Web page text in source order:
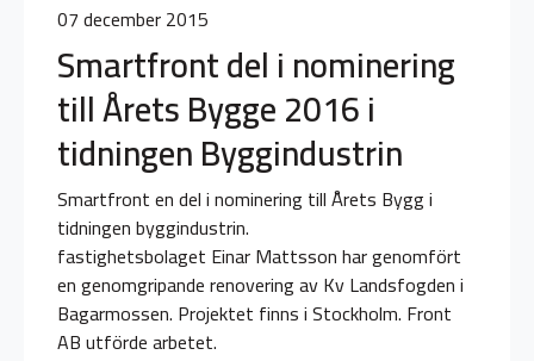
07 december 2015
Smartfront del i nominering
till Årets Bygge 2016 i
tidningen Byggindustrin
Smartfront en del i nominering till Årets Bygg i
tidningen byggindustrin.
fastighetsbolaget Einar Mattsson har genomfört
en genomgripande renovering av Kv Landsfogden i
Bagarmossen. Projektet finns i Stockholm. Front
AB utförde arbetet.